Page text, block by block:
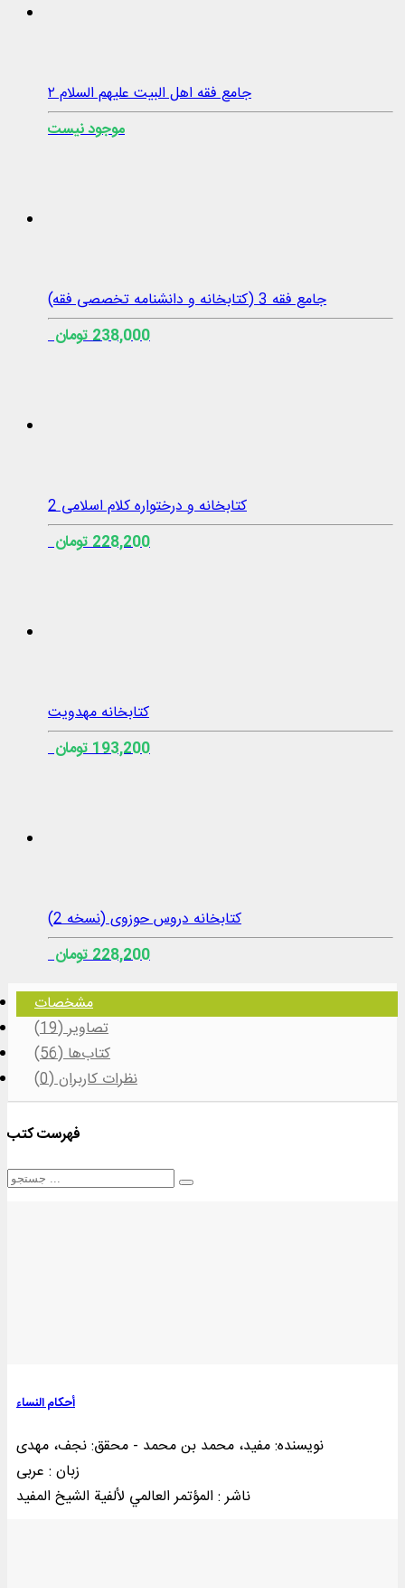
جامع فقه اهل البیت علیهم السلام ۲
موجود نیست
جامع فقه 3 (کتابخانه و دانشنامه تخصصی فقه)
238,000 تومان
کتابخانه و درختواره کلام اسلامی 2
228,200 تومان
کتابخانه مهدویت
193,200 تومان
کتابخانه دروس حوزوی (نسخه 2)
228,200 تومان
مشخصات
تصاویر (19)
کتاب‌ها (56)
نظرات کاربران (0)
فهرست کتب
أحکام النساء
نویسنده: مفید، محمد بن محمد - محقق: نجف، مهدی
زبان : عربی
ناشر : المؤتمر العالمي لألفية الشيخ المفيد